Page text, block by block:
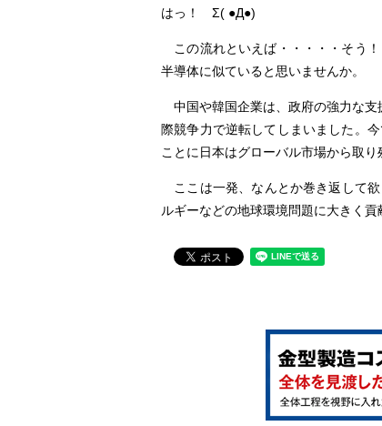
はっ！ Σ( ●Д●)
この流れといえば・・・・・そう
半導体に似ていると思いませんか。
中国や韓国企業は、政府の強力な支
際競争力で逆転してしまいました。
ことに日本はグローバル市場から取り
ここは一発、なんとか巻き返して
ルギーなどの地球環境問題に大きく